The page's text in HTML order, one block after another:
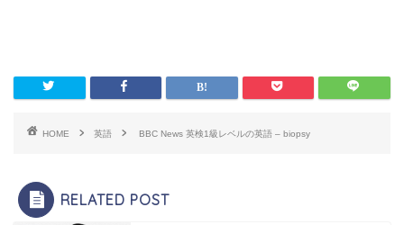
HOME 英語 BBC News 英検1級レベルの英語 – biopsy
RELATED POST